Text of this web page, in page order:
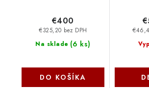
Na sklade (6 ks)
€325,20 bez DPH
€400
DO KOŠÍKA